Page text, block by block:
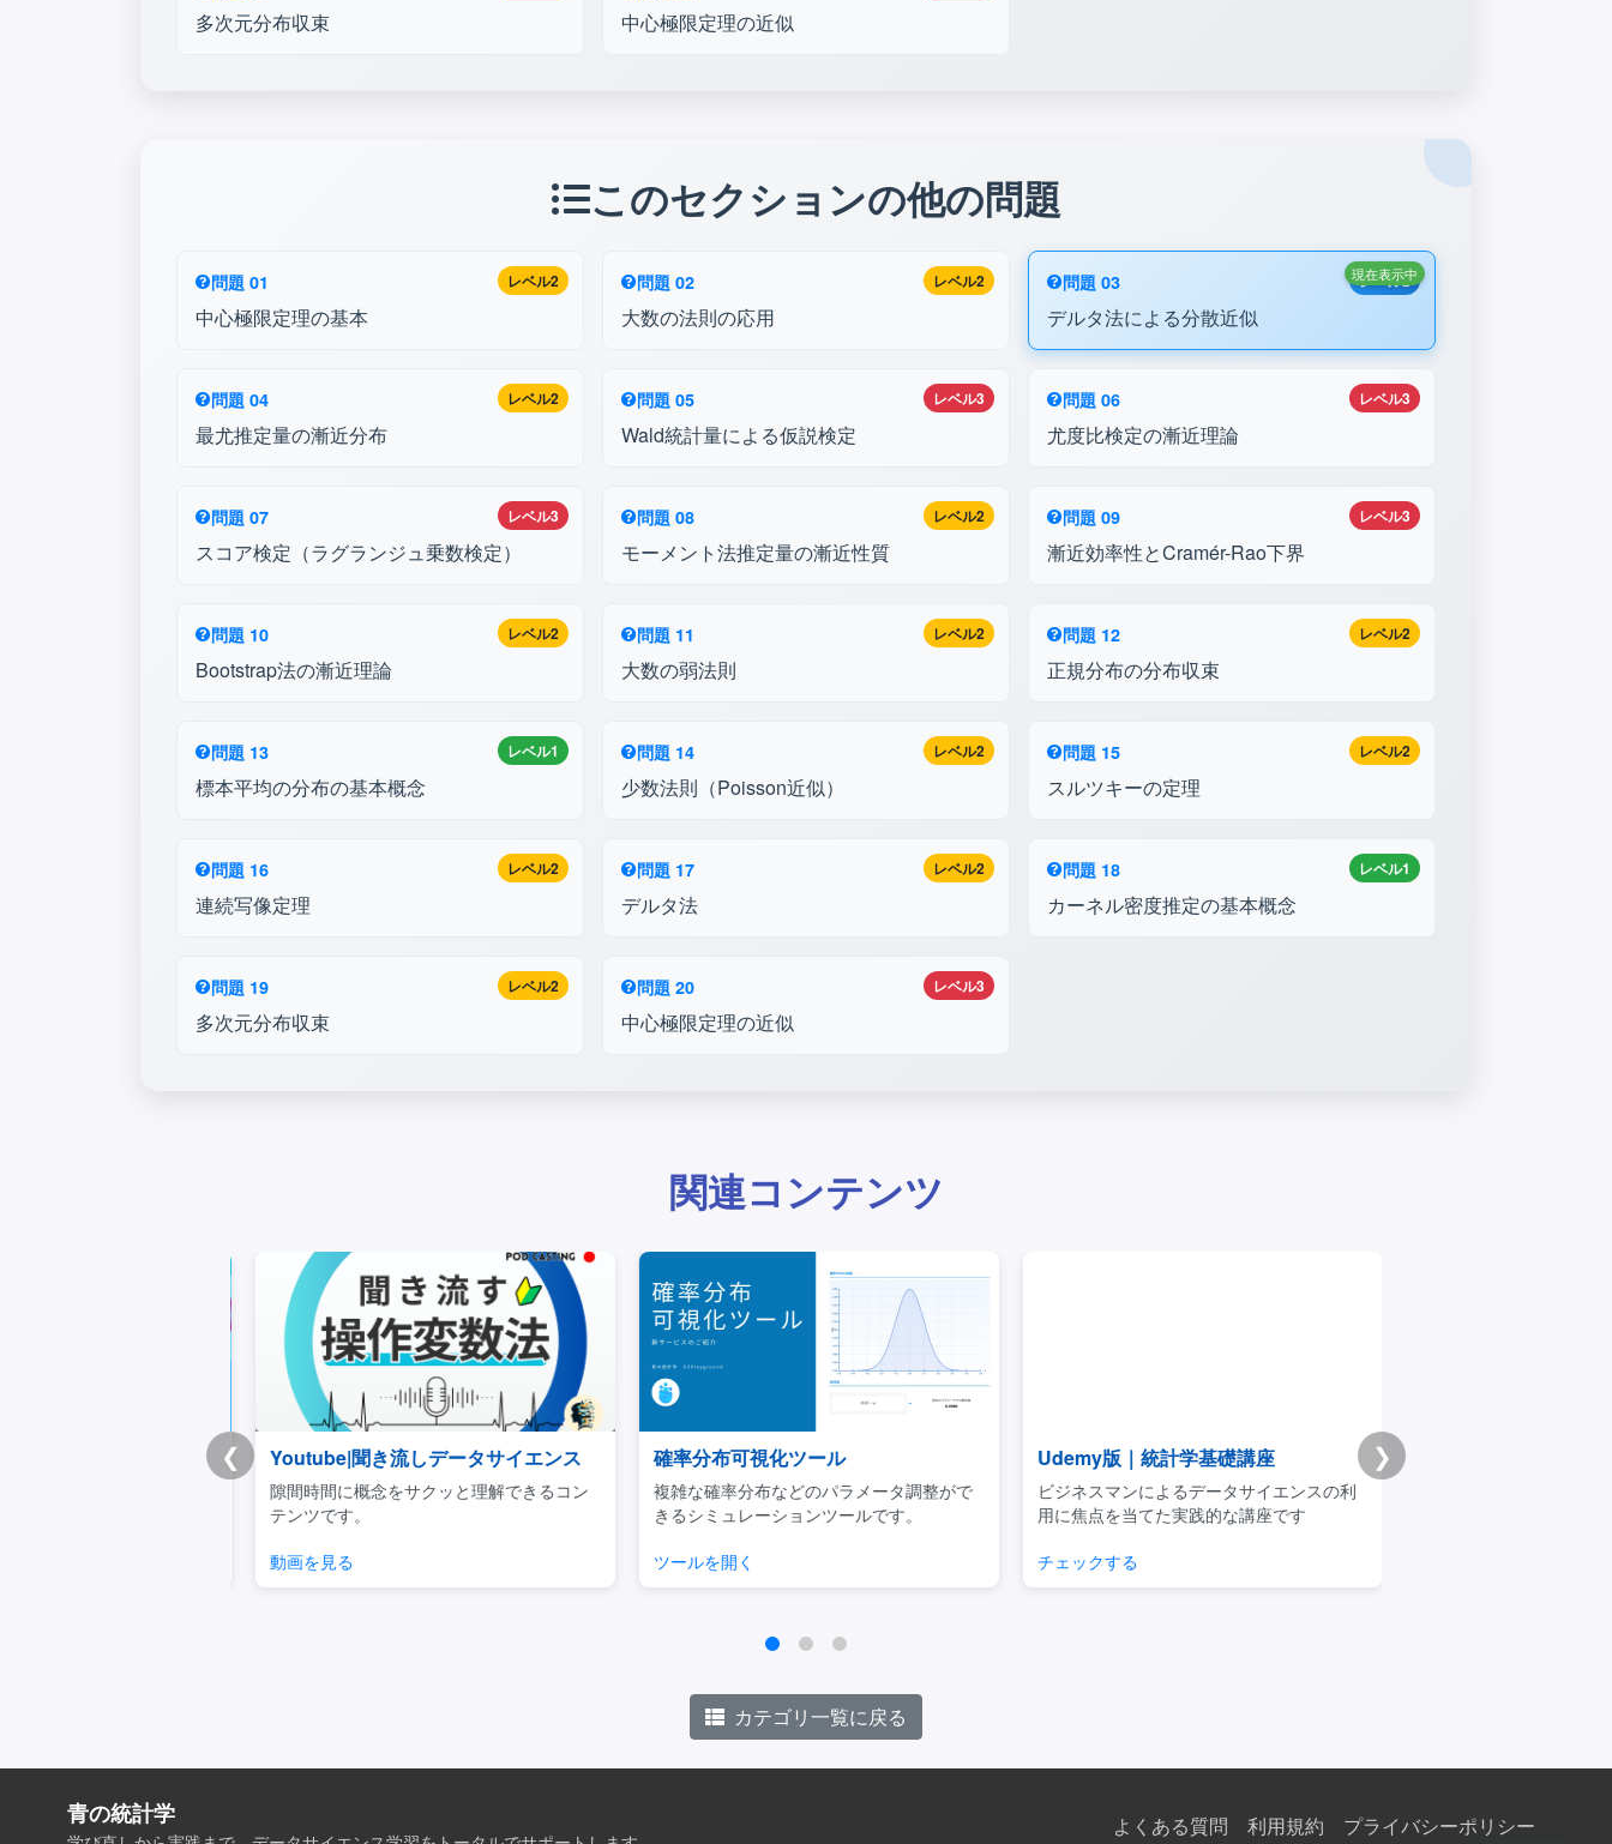
多次元分布収束 中心極限定理の近似
このセクションの他の問題
レベル2
問題 01
中心極限定理の基本
レベル2
問題 02
大数の法則の応用
レベル2
問題 03
デルタ法による分散近似
現在表示中
レベル2
問題 04
最尤推定量の漸近分布
レベル3
問題 05
Wald統計量による仮説検定
レベル3
問題 06
尤度比検定の漸近理論
レベル3
問題 07
スコア検定（ラグランジュ乗数検定）
レベル2
問題 08
モーメント法推定量の漸近性質
レベル3
問題 09
漸近効率性とCramér-Rao下界
レベル2
問題 10
Bootstrap法の漸近理論
レベル2
問題 11
大数の弱法則
レベル2
問題 12
正規分布の分布収束
レベル1
問題 13
標本平均の分布の基本概念
レベル2
問題 14
少数法則（Poisson近似）
レベル2
問題 15
スルツキーの定理
レベル2
問題 16
連続写像定理
レベル2
問題 17
デルタ法
レベル1
問題 18
カーネル密度推定の基本概念
レベル2
問題 19
多次元分布収束
レベル3
問題 20
中心極限定理の近似
関連コンテンツ
❮ ❯
Youtube|聞き流しデータサイエンス
隙間時間に概念をサクッと理解できるコン
テンツです。
動画を見る
確率分布可視化ツール
複雑な確率分布などのパラメータ調整がで
きるシミュレーションツールです。
ツールを開く
Udemy版｜統計学基礎講座
ビジネスマンによるデータサイエンスの利
用に焦点を当てた実践的な講座です
チェックする
カテゴリ一覧に戻る
青の統計学 よくある質問 利用規約 プライバシーポリシー